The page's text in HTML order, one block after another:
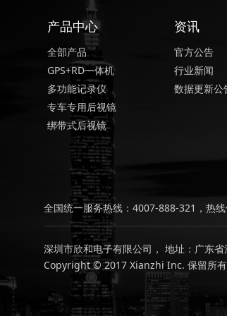
产品中心
全部产品
GPS+RD一体机
多功能记录仪
专车专用后视镜
绑带式后视镜
资讯
官方公告
行业新闻
数据更新公
全国统一服务热线：4007-888-321，热
深圳市欣和电子有限公司， 地址：广东
Copyright © 2017 Xianzhi Inc. 保留所